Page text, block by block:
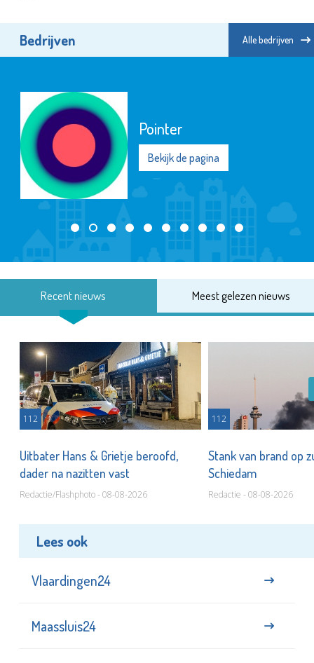
Bedrijven Alle bedrijven
Pointer
Bekijk de pagina
Recent nieuws Meest gelezen nieuws
112
Uitbater Hans & Grietje beroofd,
dader na nazitten vast
Redactie/Flashphoto - 08-08-2026
112
Stank van brand op
Schiedam
Redactie - 08-08-2026
Lees ook
Vlaardingen24
Maassluis24